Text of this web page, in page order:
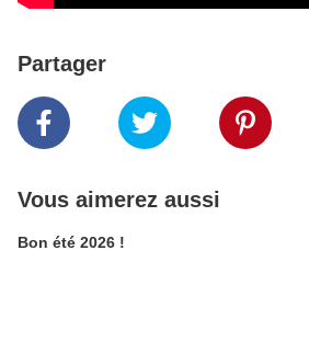
Partager
Vous aimerez aussi
Bon été 2026 !